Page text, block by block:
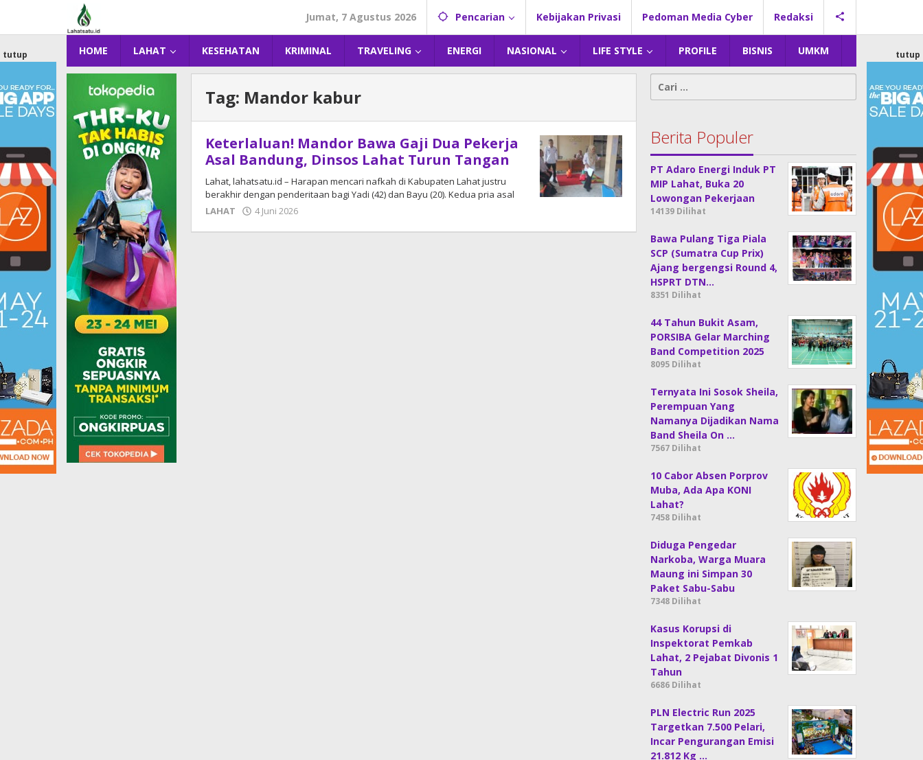
konten
Jumat, 7 Agustus 2026 Pencarian Kebijakan Privasi Pedoman Media Cyber Redaksi
HOME LAHAT KESEHATAN KRIMINAL TRAVELING ENERGI NASIONAL LIFE STYLE PROFILE BISNIS UMKM
tutup tutup
Tag: Mandor kabur
Keterlaluan! Mandor Bawa Gaji Dua Pekerja
Asal Bandung, Dinsos Lahat Turun Tangan
Lahat, lahatsatu.id – Harapan mencari nafkah di Kabupaten Lahat justru
berakhir dengan penderitaan bagi Yadi (42) dan Bayu (20). Kedua pria asal
LAHAT
4 Juni 2026
Cari
untuk:
Berita Populer
PT Adaro Energi Induk PT
MIP Lahat, Buka 20
Lowongan Pekerjaan
14139 Dilihat
Bawa Pulang Tiga Piala
SCP (Sumatra Cup Prix)
Ajang bergengsi Round 4,
HSPRT DTN…
8351 Dilihat
44 Tahun Bukit Asam,
PORSIBA Gelar Marching
Band Competition 2025
8095 Dilihat
Ternyata Ini Sosok Sheila,
Perempuan Yang
Namanya Dijadikan Nama
Band Sheila On …
7567 Dilihat
10 Cabor Absen Porprov
Muba, Ada Apa KONI
Lahat?
7458 Dilihat
Diduga Pengedar
Narkoba, Warga Muara
Maung ini Simpan 30
Paket Sabu-Sabu
7348 Dilihat
Kasus Korupsi di
Inspektorat Pemkab
Lahat, 2 Pejabat Divonis 1
Tahun
6686 Dilihat
PLN Electric Run 2025
Targetkan 7.500 Pelari,
Incar Pengurangan Emisi
21.812 Kg …